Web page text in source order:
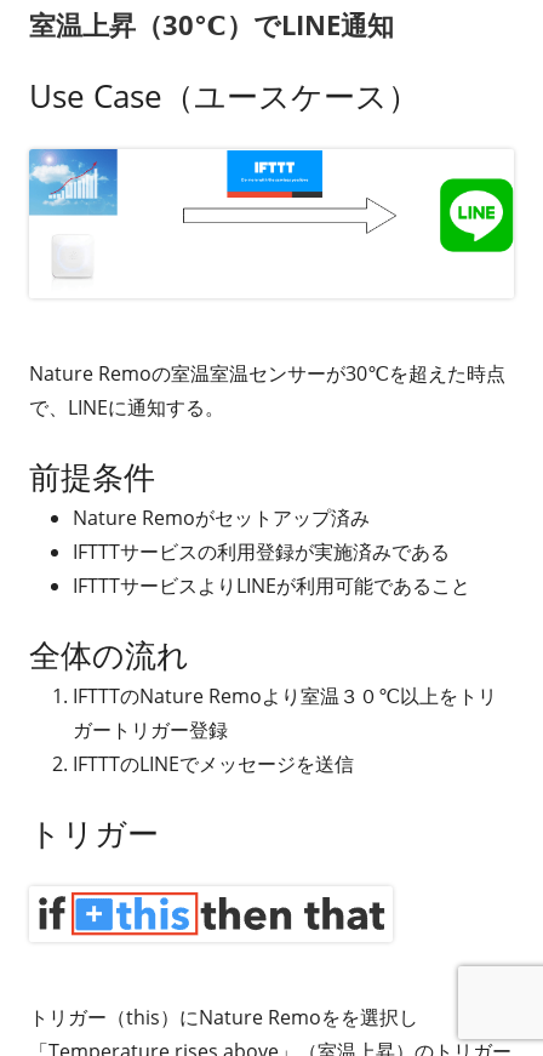
ー
室温上昇（30℃）でLINE通知
Use Case（ユースケース）
Nature Remoの室温室温センサーが30℃を超えた時点
で、LINEに通知する。
前提条件
Nature Remoがセットアップ済み
IFTTTサービスの利用登録が実施済みである
IFTTTサービスよりLINEが利用可能であること
全体の流れ
IFTTTのNature Remoより室温３０℃以上をトリ
ガートリガー登録
IFTTTのLINEでメッセージを送信
トリガー
トリガー（this）にNature Remoをを選択し